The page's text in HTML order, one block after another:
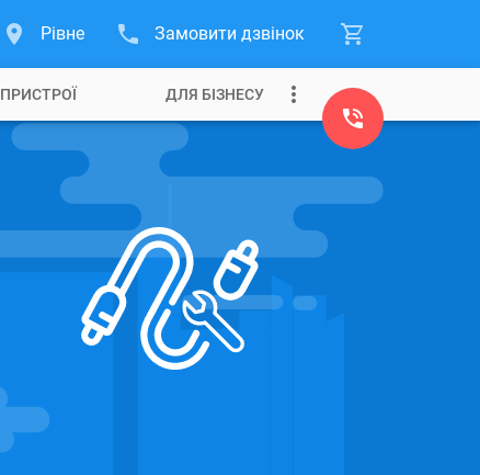
Рівне Замовити дзвінок
ПРИСТРОЇ ДЛЯ БІЗНЕСУ